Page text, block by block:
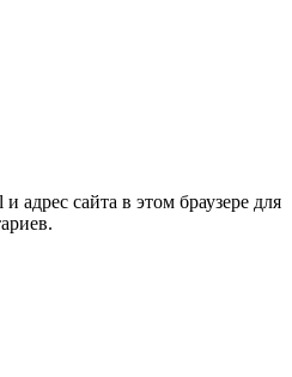
адрес сайта в этом браузере для